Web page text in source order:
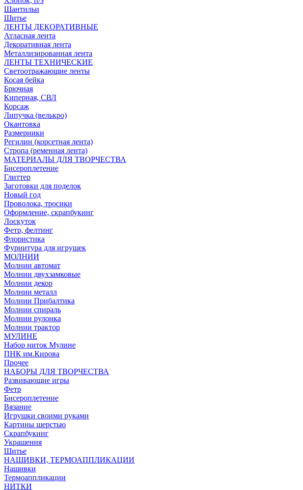
Шантильи
Шитье
ЛЕНТЫ ДЕКОРАТИВНЫЕ
Атласная лента
Декоративная лента
Металлизированная лента
ЛЕНТЫ ТЕХНИЧЕСКИЕ
Светоотражающие ленты
Косая бейка
Брючная
Киперная, СВЛ
Корсаж
Липучка (велькро)
Окантовка
Размерники
Регилин (корсетная лента)
Стропа (ременная лента)
МАТЕРИАЛЫ ДЛЯ ТВОРЧЕСТВА
Бисероплетение
Глиттер
Заготовки для поделок
Новый год
Проволока, тросики
Оформление, скрапбукинг
Лоскуток
Фетр, фелтинг
Флористика
Фурнитура для игрушек
МОЛНИИ
Молнии автомат
Молнии двухзамковые
Молнии декор
Молнии металл
Молнии Прибалтика
Молнии спираль
Молнии рулонка
Молнии трактор
МУЛИНЕ
Набор ниток Мулине
ПНК им.Кирова
Прочее
НАБОРЫ ДЛЯ ТВОРЧЕСТВА
Развивающие игры
Фетр
Бисероплетение
Вязание
Игрушки своими руками
Картины шерстью
Скрапбукинг
Украшения
Шитье
НАШИВКИ, ТЕРМОАППЛИКАЦИИ
Нашивки
Термоаппликации
НИТКИ